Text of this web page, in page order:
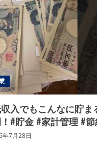
入でもこんなに貯ま
#貯金 #家計管理 #
年7月28日